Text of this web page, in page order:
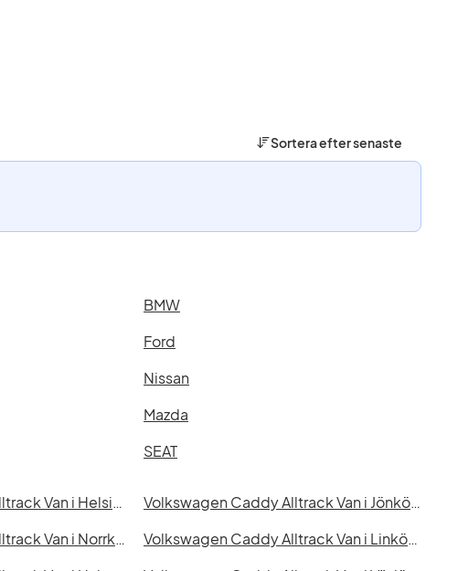
Sortera eftersenaste
BMW
Ford
Nissan
Mazda
SEAT
Volkswagen Caddy Alltrack Van i Helsingborg
Volkswagen Caddy Alltrack Van i Jönköping
Volkswagen Caddy Alltrack Van i Norrköping
Volkswagen Caddy Alltrack Van i Linköping